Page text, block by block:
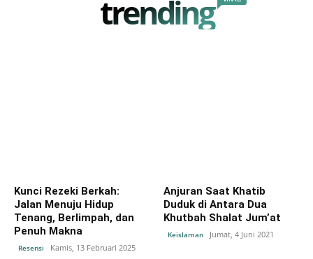
trending
Kunci Rezeki Berkah:
Jalan Menuju Hidup
Tenang, Berlimpah, dan
Penuh Makna
Resensi Kamis, 13 Februari 2025
Anjuran Saat Khatib
Duduk di Antara Dua
Khutbah Shalat Jum’at
Keislaman Jumat, 4 Juni 2021